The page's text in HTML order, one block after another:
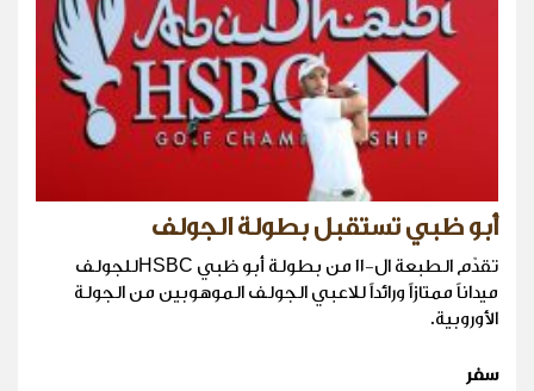
أبو ظبي تستقبل بطولة الجولف
تقدّم الطبعة ال-١١ من بطولة أبو ظبي HSBCللجولف
ميداناً ممتازاً ورائداً للاعبي الجولف الموهوبين من الجولة
الأوروبية.
سفر